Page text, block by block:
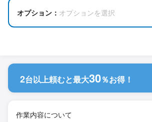
オプション： オプションを選択
2台以上頼むと最大30％お得！
作業内容について